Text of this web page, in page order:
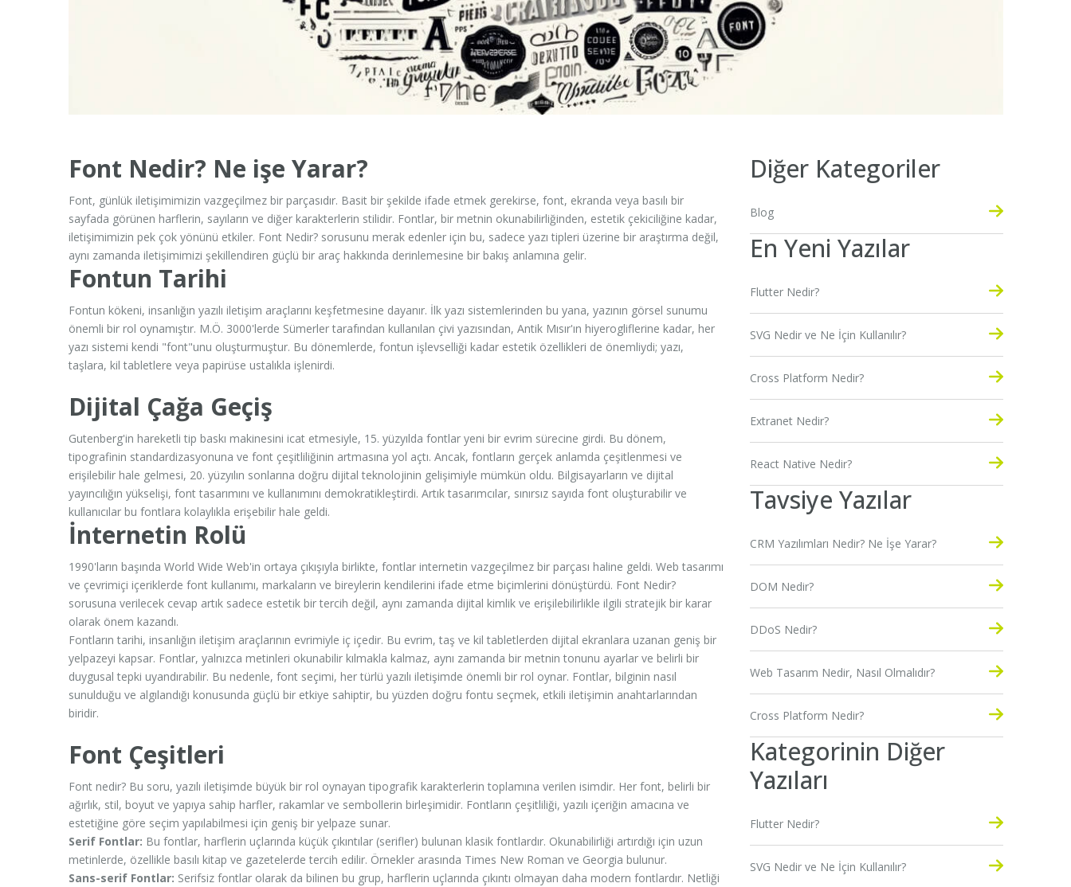
Diğer Kategoriler
Blog
En Yeni Yazılar
Flutter Nedir?
SVG Nedir ve Ne İçin Kullanılır?
Cross Platform Nedir?
Extranet Nedir?
React Native Nedir?
Tavsiye Yazılar
CRM Yazılımları Nedir? Ne İşe Yarar?
DOM Nedir?
DDoS Nedir?
Web Tasarım Nedir, Nasıl Olmalıdır?
Cross Platform Nedir?
Kategorinin Diğer
Yazıları
Flutter Nedir?
SVG Nedir ve Ne İçin Kullanılır?
Font Nedir? Ne işe Yarar?
Font, günlük iletişimimizin vazgeçilmez bir parçasıdır. Basit bir şekilde ifade etmek gerekirse, font, ekranda veya basılı bir
sayfada görünen harflerin, sayıların ve diğer karakterlerin stilidir. Fontlar, bir metnin okunabilirliğinden, estetik çekiciliğine kadar,
iletişimimizin pek çok yönünü etkiler. Font Nedir? sorusunu merak edenler için bu, sadece yazı tipleri üzerine bir araştırma değil,
aynı zamanda iletişimimizi şekillendiren güçlü bir araç hakkında derinlemesine bir bakış anlamına gelir.
Fontun Tarihi
Fontun kökeni, insanlığın yazılı iletişim araçlarını keşfetmesine dayanır. İlk yazı sistemlerinden bu yana, yazının görsel sunumu
önemli bir rol oynamıştır. M.Ö. 3000'lerde Sümerler tarafından kullanılan çivi yazısından, Antik Mısır'ın hiyerogliflerine kadar, her
yazı sistemi kendi "font"unu oluşturmuştur. Bu dönemlerde, fontun işlevselliği kadar estetik özellikleri de önemliydi; yazı,
taşlara, kil tabletlere veya papirüse ustalıkla işlenirdi.
Dijital Çağa Geçiş
Gutenberg'in hareketli tip baskı makinesini icat etmesiyle, 15. yüzyılda fontlar yeni bir evrim sürecine girdi. Bu dönem,
tipografinin standardizasyonuna ve font çeşitliliğinin artmasına yol açtı. Ancak, fontların gerçek anlamda çeşitlenmesi ve
erişilebilir hale gelmesi, 20. yüzyılın sonlarına doğru dijital teknolojinin gelişimiyle mümkün oldu. Bilgisayarların ve dijital
yayıncılığın yükselişi, font tasarımını ve kullanımını demokratikleştirdi. Artık tasarımcılar, sınırsız sayıda font oluşturabilir ve
kullanıcılar bu fontlara kolaylıkla erişebilir hale geldi.
İnternetin Rolü
1990'ların başında World Wide Web'in ortaya çıkışıyla birlikte, fontlar internetin vazgeçilmez bir parçası haline geldi. Web tasarımı
ve çevrimiçi içeriklerde font kullanımı, markaların ve bireylerin kendilerini ifade etme biçimlerini dönüştürdü. Font Nedir?
sorusuna verilecek cevap artık sadece estetik bir tercih değil, aynı zamanda dijital kimlik ve erişilebilirlikle ilgili stratejik bir karar
olarak önem kazandı.
Fontların tarihi, insanlığın iletişim araçlarının evrimiyle iç içedir. Bu evrim, taş ve kil tabletlerden dijital ekranlara uzanan geniş bir
yelpazeyi kapsar. Fontlar, yalnızca metinleri okunabilir kılmakla kalmaz, aynı zamanda bir metnin tonunu ayarlar ve belirli bir
duygusal tepki uyandırabilir. Bu nedenle, font seçimi, her türlü yazılı iletişimde önemli bir rol oynar. Fontlar, bilginin nasıl
sunulduğu ve algılandığı konusunda güçlü bir etkiye sahiptir, bu yüzden doğru fontu seçmek, etkili iletişimin anahtarlarından
biridir.
Font Çeşitleri
Font nedir? Bu soru, yazılı iletişimde büyük bir rol oynayan tipografik karakterlerin toplamına verilen isimdir. Her font, belirli bir
ağırlık, stil, boyut ve yapıya sahip harfler, rakamlar ve sembollerin birleşimidir. Fontların çeşitliliği, yazılı içeriğin amacına ve
estetiğine göre seçim yapılabilmesi için geniş bir yelpaze sunar.
Serif Fontlar: Bu fontlar, harflerin uçlarında küçük çıkıntılar (serifler) bulunan klasik fontlardır. Okunabilirliği artırdığı için uzun
metinlerde, özellikle basılı kitap ve gazetelerde tercih edilir. Örnekler arasında Times New Roman ve Georgia bulunur.
Sans-serif Fontlar: Serifsiz fontlar olarak da bilinen bu grup, harflerin uçlarında çıkıntı olmayan daha modern fontlardır. Netliği